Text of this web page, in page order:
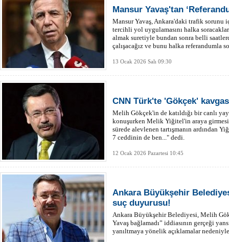
Kemal
'Kurultay
İtalyan
Mansur Yavaş'tan
Mansur Yavaş, Ankara'daki trafik
tercihli yol uygulamasını halka
almak suretiyle bundan sonra belli
çalışacağız ve bunu halka referandumla
13 Ocak 2026 Salı 09:30
CNN Türk'te 'Gökçek'
Melih Gökçek'in de katıldığı bir canlı
konuşurken Melik Yiğitel'in araya girmesi
sürede alevlenen tartışmanın ardından
7 ceddinin de ben..." dedi.
12 Ocak 2026 Pazartesi 10:45
Ankara Büyükşehir
suç duyurusu!
Ankara Büyükşehir Belediyesi, Melih
Yavaş bağlamadı” iddiasının gerçeği
yanıltmaya yönelik açıklamalar